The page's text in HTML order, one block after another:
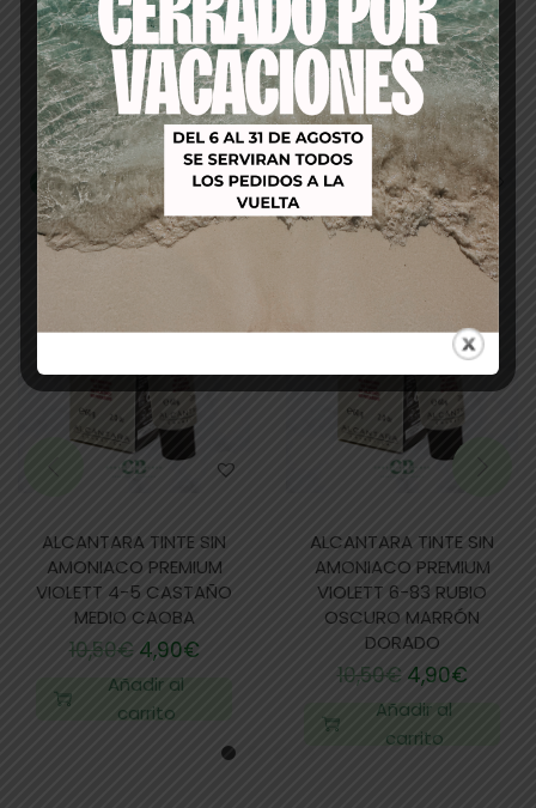
Productos relacionados
-53%
ALCANTARA TINTE SIN
AMONIACO PREMIUM
VIOLETT 4-5 CASTAÑO
MEDIO CAOBA
10,50€ 4,90€
Añadir al
carrito
-53%
ALCANTARA TINTE SIN
AMONIACO PREMIUM
VIOLETT 6-83 RUBIO
OSCURO MARRÓN
DORADO
10,50€ 4,90€
Añadir al
carrito